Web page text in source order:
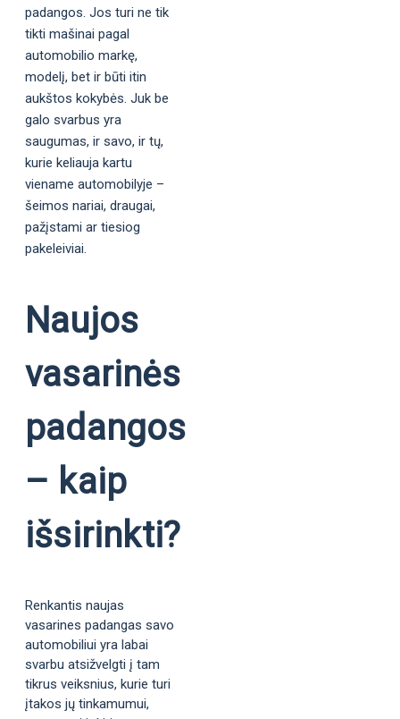
padangos. Jos turi ne tik
tikti mašinai pagal
automobilio markę,
modelį, bet ir būti itin
aukštos kokybės. Juk be
galo svarbus yra
saugumas, ir savo, ir tų,
kurie keliauja kartu
viename automobilyje –
šeimos nariai, draugai,
pažįstami ar tiesiog
pakeleiviai.
Naujos
vasarinės
padangos
– kaip
išsirinkti?
Renkantis naujas
vasarines padangas savo
automobiliui yra labai
svarbu atsižvelgti į tam
tikrus veiksnius, kurie turi
įtakos jų tinkamumui,